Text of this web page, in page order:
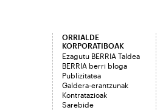
ORRIALDE
KORPORATIBOAK
Ezagutu BERRIA Taldea
BERRIA berri bloga
Publizitatea
Galdera-erantzunak
Kontratazioak
Sarebide